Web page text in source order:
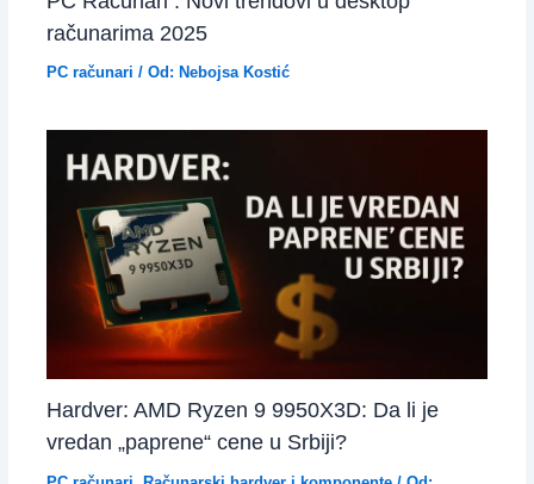
računarima 2025
PC računari / Od: Nebojsa Kostić
Hardver: AMD Ryzen 9 9950X3D: Da li je
vredan „paprene“ cene u Srbiji?